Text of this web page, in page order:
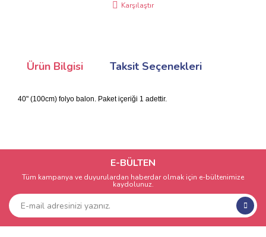
Karşılaştır
Ürün Bilgisi Taksit Seçenekleri
40" (100cm) folyo balon. Paket içeriği 1 adettir.
E-BÜLTEN
Tüm kampanya ve duyurulardan haberdar olmak için e-bültenimize
kaydolunuz.